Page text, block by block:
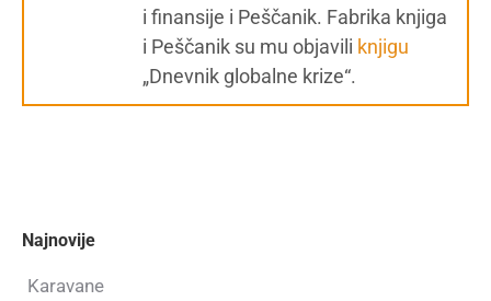
i finansije i Peščanik. Fabrika knjiga
i Peščanik su mu objavili knjigu
„Dnevnik globalne krize“.
Najnovije
Karavane